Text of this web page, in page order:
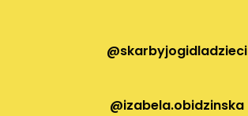
@skarbyjogidladzieci
@izabela.obidzinska